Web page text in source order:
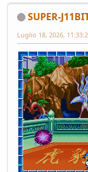
SUPER-
Luglio 18, 2026,